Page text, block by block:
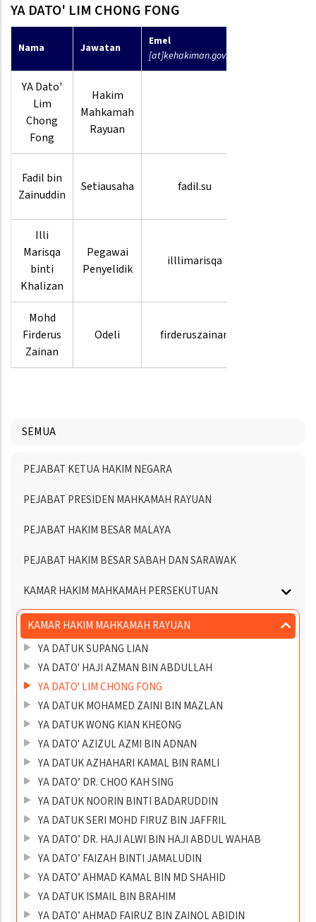
YA DATO' LIM CHONG FONG
Nama Jawatan
Emel
[at]kehakiman.gov.my
YA Dato'
Lim
Chong
Fong
Hakim
Mahkamah
Rayuan
Fadil bin
Zainuddin
Setiausaha fadil.su
Illi
Marisqa
binti
Khalizan
Pegawai
Penyelidik
illlimarisqa
Mohd
Firderus
Zainan
Odeli firderuszainan
SEMUA
Menu
PEJABAT KETUA HAKIM NEGARA
PEJABAT PRESIDEN MAHKAMAH RAYUAN
PEJABAT HAKIM BESAR MALAYA
PEJABAT HAKIM BESAR SABAH DAN SARAWAK
KAMAR HAKIM MAHKAMAH PERSEKUTUAN
KAMAR HAKIM MAHKAMAH RAYUAN
YA DATUK SUPANG LIAN
YA DATO' HAJI AZMAN BIN ABDULLAH
YA DATO' LIM CHONG FONG
YA DATUK MOHAMED ZAINI BIN MAZLAN
YA DATUK WONG KIAN KHEONG
YA DATO' AZIZUL AZMI BIN ADNAN
YA DATUK AZHAHARI KAMAL BIN RAMLI
YA DATO’ DR. CHOO KAH SING
YA DATUK NOORIN BINTI BADARUDDIN
YA DATUK SERI MOHD FIRUZ BIN JAFFRIL
YA DATO’ DR. HAJI ALWI BIN HAJI ABDUL WAHAB
YA DATO’ FAIZAH BINTI JAMALUDIN
YA DATO’ AHMAD KAMAL BIN MD SHAHID
YA DATUK ISMAIL BIN BRAHIM
YA DATO’ AHMAD FAIRUZ BIN ZAINOL ABIDIN